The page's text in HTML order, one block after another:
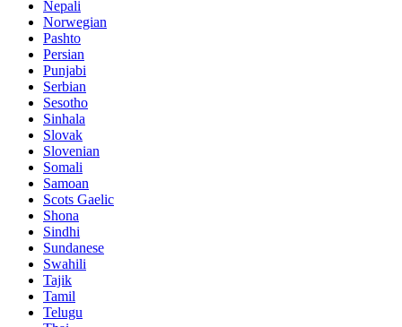
Nepali
Norwegian
Pashto
Persian
Punjabi
Serbian
Sesotho
Sinhala
Slovak
Slovenian
Somali
Samoan
Scots Gaelic
Shona
Sindhi
Sundanese
Swahili
Tajik
Tamil
Telugu